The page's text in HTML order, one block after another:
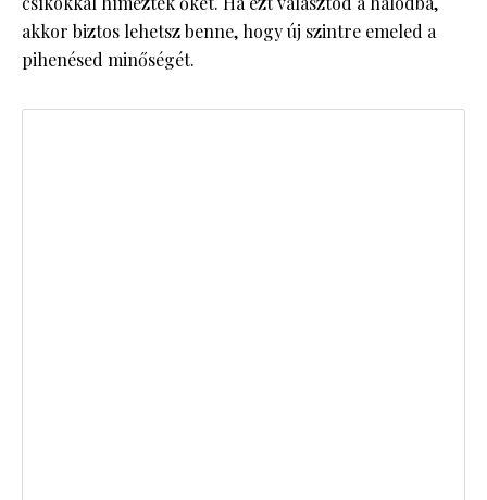
akkor biztos lehetsz benne, hogy új szintre emeled a
pihenésed minőségét.